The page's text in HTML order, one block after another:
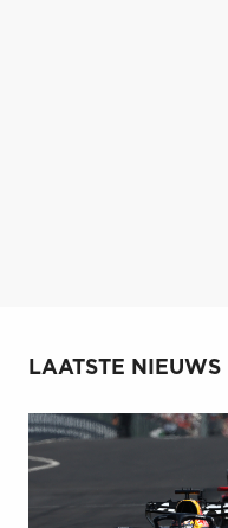
LAATSTE NIEUWS